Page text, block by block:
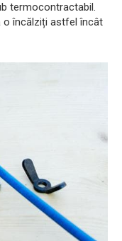
termocontractabil.
o încălziți astfel încât